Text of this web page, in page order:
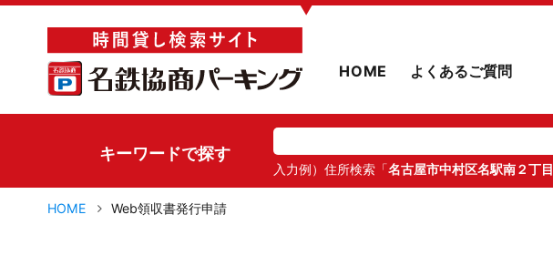
▼
HOME よくあるご質問
キーワードで探す
入力例）住所検索「名古屋市中村区名駅南２丁目
HOME Web領収書発行申請